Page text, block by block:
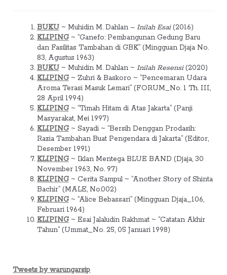
BUKU~ Muhidin M. Dahlan – Inilah Esai(2016)
KLIPING~ “Ganefo: Pembangunan Gedung Baru
dan Fasilitas Tambahan di GBK” (Mingguan Djaja No.
83, Agustus 1963)
BUKU~ Muhidin M. Dahlan ~ Inilah Resensi(2020)
KLIPING~ Zuhri & Baskoro ~ “Pencemaran Udara
Aroma Terasi Masuk Lemari” (FORUM_No. 1 Th. III,
28 April 1994)
KLIPING~ “Timah Hitam di Atas Jakarta” (Panji
Masyarakat, Mei 1997)
KLIPING~ Sayadi ~ “Bersih Denggan Prodasih:
Razia Tambahan Buat Pengendara di Jakarta” (Editor,
Desember 1991)
KLIPING~ Iklan Mentega BLUE BAND (Djaja, 30
November 1963, No. 97)
KLIPING~ Cerita Sampul ~ “Another Story of Shinta
Bachir” (MALE, No.002)
KLIPING~ “Alice Bebassari” (Mingguan Djaja_106,
Februari 1964)
KLIPING~ Esai Jalaludin Rakhmat ~ “Catatan Akhir
Tahun” (Ummat_No. 25, 05 Januari 1998)
Tweets by warungarsip